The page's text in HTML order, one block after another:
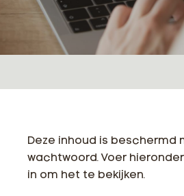
Deze inhoud is beschermd
wachtwoord. Voer
in om het te bekijken.